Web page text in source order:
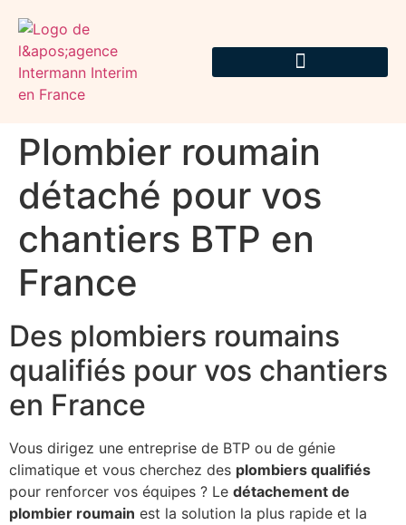
Plombier roumain
détaché pour vos
chantiers BTP en
France
Des plombiers roumains
qualifiés pour vos chantiers
en France
Vous dirigez une entreprise de BTP ou de génie
climatique et vous cherchez des plombiers qualifiés
pour renforcer vos équipes ? Le détachement de
plombier roumain est la solution la plus rapide et la